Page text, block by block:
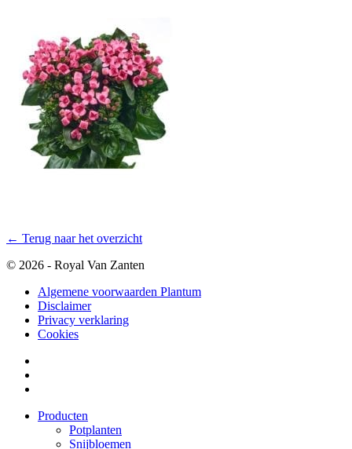
← Terug naar het overzicht
© 2026 - Royal Van Zanten
Algemene voorwaarden Plantum
Disclaimer
Privacy verklaring
Cookies
Producten
Potplanten
Snijbloemen